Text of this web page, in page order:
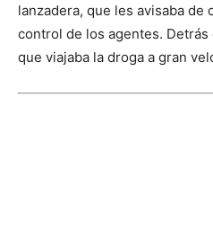
lanzadera, que les avisaba de
control de los agentes.
que viajaba la droga a gran